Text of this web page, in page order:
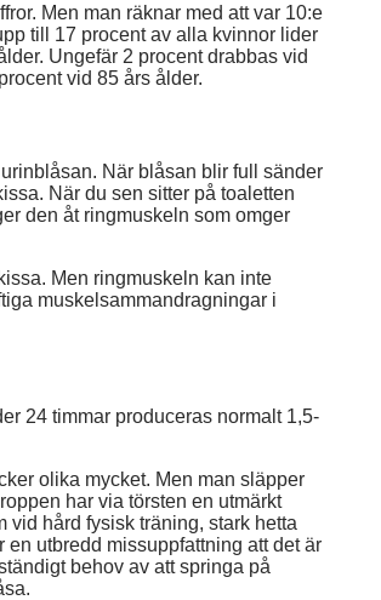
Men man räknar med att var 10:e
till 17 procent av alla kvinnor lider
Ungefär 2 procent drabbas vid
vid 85 års ålder.
När blåsan blir full sänder
När du sen sitter på toaletten
den åt ringmuskeln som omger
Men ringmuskeln kan inte
muskelsammandragningar i
24 timmar produceras normalt 1,5-
olika mycket. Men man släpper
har via törsten en utmärkt
vid hård fysisk träning, stark hetta
utbredd missuppfattning att det är
behov av att springa på